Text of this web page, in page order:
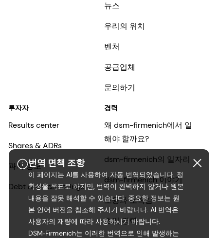
번역 면책 조항
이 페이지는 AI를 사용하여 자동 번역되었습니다. 정
확성을 목표로 하지만, 번역이 완벽하지 않거나 원본
내용을 잘못 해석할 수 있습니다. 중요한 정보는 원
본 언어 버전을 참조해 주시기 바랍니다. AI 번역은
사용자의 재량에 따라 사용하시기 바랍니다.
DSM‑Firmenich는 이러한 번역으로 인해 발생하는
뉴스
우리의 위치
벤처
공급업체
문의하기
투자자
Results center
Shares & ADRs
과거 정보
Debt & credit ratings
경력
왜 dsm-firmenich에서 일
해야 할까요?
dsm-firmenich의 일자리
dsm-firmenich 이야기
포용과 소속감
초기 경력